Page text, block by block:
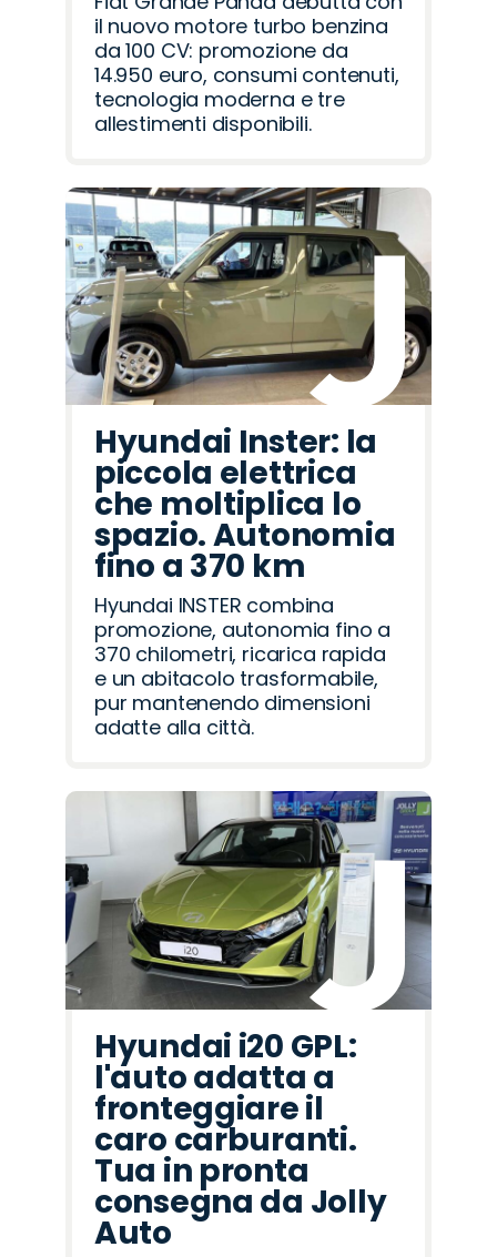
il nuovo motore turbo benzina
da 100 CV: promozione da
14.950 euro, consumi contenuti,
tecnologia moderna e tre
allestimenti disponibili.
Hyundai Inster: la
piccola elettrica
che moltiplica lo
spazio. Autonomia
fino a 370 km
Hyundai INSTER combina
promozione, autonomia fino a
370 chilometri, ricarica rapida
e un abitacolo trasformabile,
pur mantenendo dimensioni
adatte alla città.
Hyundai i20 GPL:
l'auto adatta a
fronteggiare il
caro carburanti.
Tua in pronta
consegna da Jolly
Auto